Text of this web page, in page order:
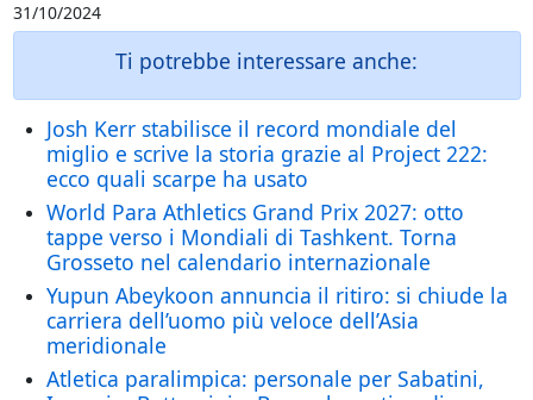
31/10/2024
Ti potrebbe interessare anche:
Josh Kerr stabilisce il record mondiale del
miglio e scrive la storia grazie al Project 222:
ecco quali scarpe ha usato
World Para Athletics Grand Prix 2027: otto
tappe verso i Mondiali di Tashkent. Torna
Grosseto nel calendario internazionale
Yupun Abeykoon annuncia il ritiro: si chiude la
carriera dell’uomo più veloce dell’Asia
meridionale
Atletica paralimpica: personale per Sabatini,